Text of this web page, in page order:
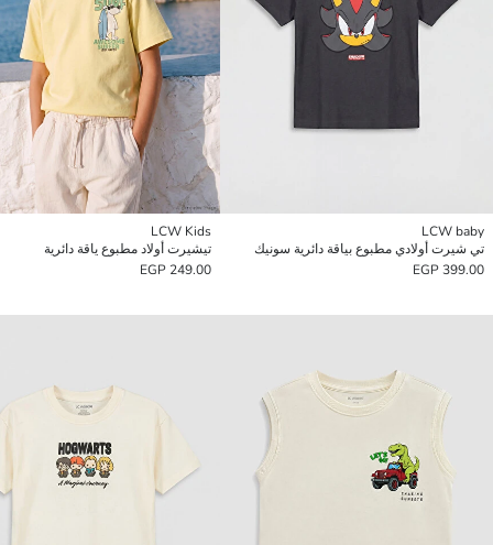
LCW baby
تي شيرت أولادي مطبوع بياقة دائرية سونيك
399.00 EGP
LCW Kids
تيشيرت أولاد مطبوع ياقة دائرية
249.00 EGP